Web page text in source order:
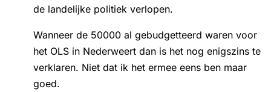
de landelijke politiek verlopen.
Wanneer de 50000 al gebudgetteerd waren voor
het OLS in Nederweert dan is het nog enigszins te
verklaren. Niet dat ik het ermee eens ben maar
goed.